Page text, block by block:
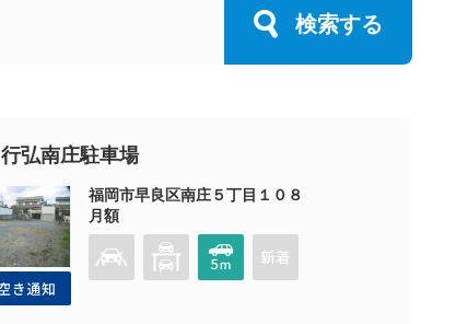
検索する
行弘南庄駐車場
福岡市早良区南庄５丁目１０８
月額